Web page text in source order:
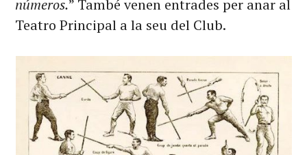
números.” També venen entrades per anar al
Teatro Principal a la seu del Club.